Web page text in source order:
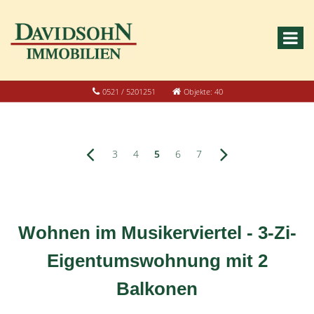
0521 / 5201251 Objekte: 40
3 4 5 6 7
Wohnen im Musikerviertel - 3-Zi-
Eigentumswohnung mit 2
Balkonen